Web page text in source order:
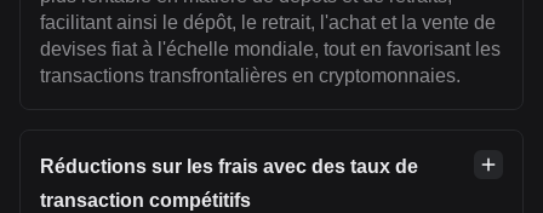
facilitant ainsi le dépôt, le retrait, l'achat et la vente de
devises fiat à l'échelle mondiale, tout en favorisant les
transactions transfrontalières en cryptomonnaies.
Réductions sur les frais avec des taux de
transaction compétitifs